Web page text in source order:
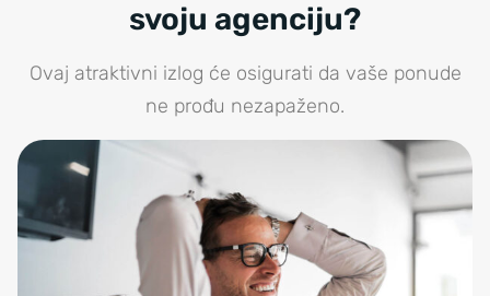
svoju agenciju?
Ovaj atraktivni izlog će osigurati da vaše ponude
ne prođu nezapaženo.